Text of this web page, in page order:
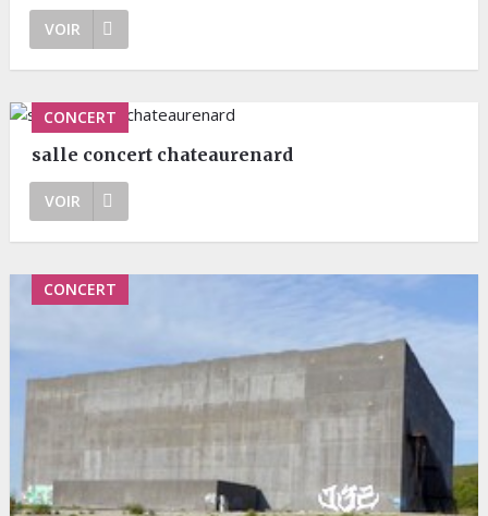
VOIR
CONCERT
salle concert chateaurenard
VOIR
CONCERT